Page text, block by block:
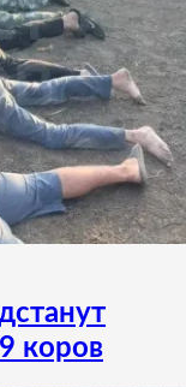
коров